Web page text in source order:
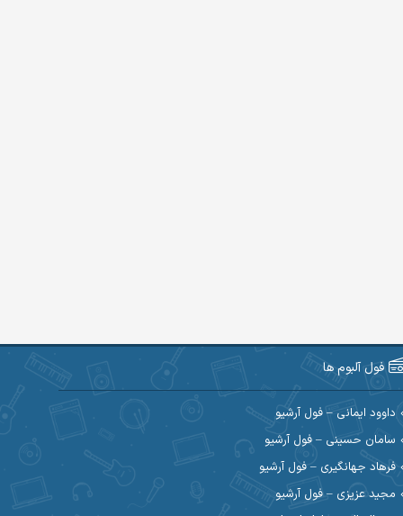
فول آلبوم ها
داوود ایمانی – فول آرشیو
سامان حسینی – فول آرشیو
فرهاد جهانگیری – فول آرشیو
مجید عزیزی – فول آرشیو